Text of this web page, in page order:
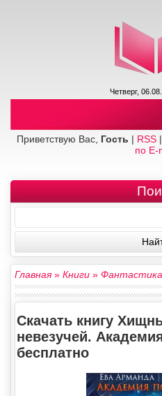
Четверг,
Приветствую Вас, Гость | RSS|
по E-
Главная» Книги » Фантастика
Скачать книгу
невезучей.
бесплатно